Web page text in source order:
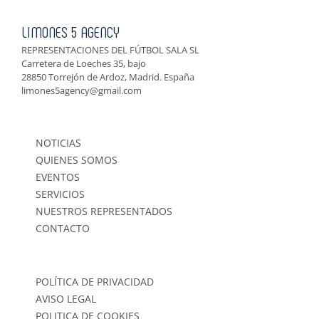
LIMONES 5 AGENCY
REPRESENTACIONES DEL FÚTBOL SALA SL
Carretera de Loeches 35, bajo
28850 Torrejón de Ardoz, Madrid. España
limones5agency@gmail.com
NOTICIAS
QUIENES SOMOS
EVENTOS
SERVICIOS
NUESTROS REPRESENTADOS
CONTACTO
POLÍTICA DE PRIVACIDAD
AVISO LEGAL
POLITICA DE COOKIES